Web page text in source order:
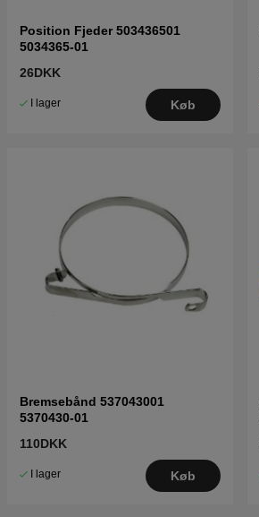
Position Fjeder 503436501
5034365-01
26DKK
I lager Køb
Bremsebånd 537043001
5370430-01
110DKK
I lager Køb